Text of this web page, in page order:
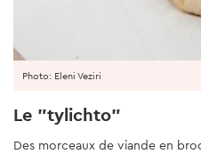
Le "tylichto"
Des morceaux de viande en
Photo: Eleni Veziri